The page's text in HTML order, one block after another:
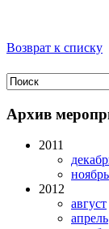
Возврат к списку
Архив
2011
ноябрь
2012
август
апрель